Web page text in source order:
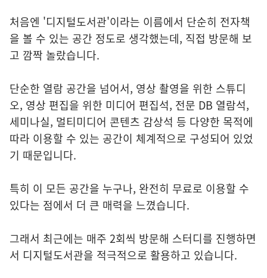
처음엔 '디지털도서관'이라는 이름에서 단순히 전자책
을 볼 수 있는 공간 정도로 생각했는데, 직접 방문해 보
고 깜짝 놀랐습니다.
단순한 열람 공간을 넘어서, 영상 촬영을 위한 스튜디
오, 영상 편집을 위한 미디어 편집석, 전문 DB 열람석,
세미나실, 멀티미디어 콘텐츠 감상석 등 다양한 목적에
따라 이용할 수 있는 공간이 체계적으로 구성되어 있었
기 때문입니다.
특히 이 모든 공간을 누구나, 완전히 무료로 이용할 수
있다는 점에서 더 큰 매력을 느꼈습니다.
그래서 최근에는 매주 2회씩 방문해 스터디를 진행하면
서 디지털도서관을 적극적으로 활용하고 있습니다.